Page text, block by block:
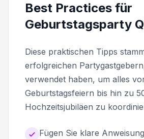
Best Practices für
Geburtstagsparty
Diese praktischen Tipps
erfolgreichen
verwendet haben, um alles
Geburtstagsfeiern bis hin zu
Hochzeitsjubiläen zu
Fügen Sie klare